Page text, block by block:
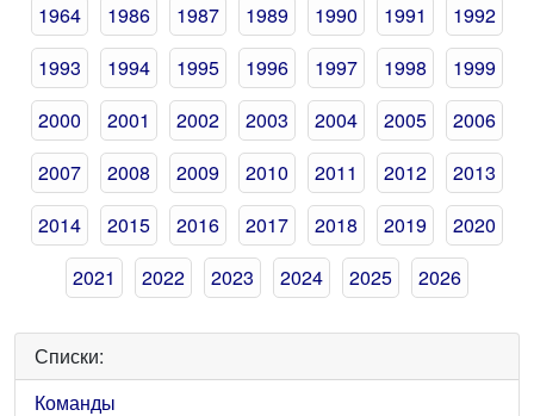
1964 1986 1987 1989 1990 1991
1992
1993
1994 1995 1996 1997 1998
1999
2000
2001 2002 2003 2004 2005
2006
2007
2008 2009 2010 2011 2012
2013
2014
2015 2016 2017 2018 2019
2020
2021
2022 2023 2024 2025 2026
Списки:
Команды